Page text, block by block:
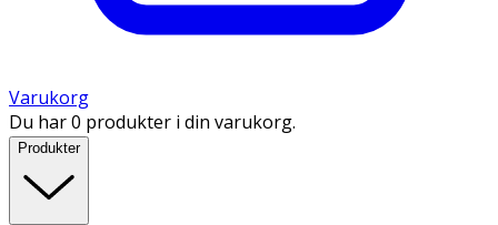
Varukorg
Du har 0 produkter i din varukorg.
Produkter